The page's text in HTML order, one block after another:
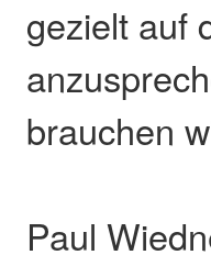
gezielt auf
brauchen
Paul